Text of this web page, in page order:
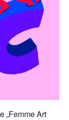
„Femme Art